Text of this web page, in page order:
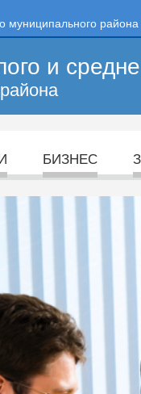
муниципального района
и
БИЗНЕС